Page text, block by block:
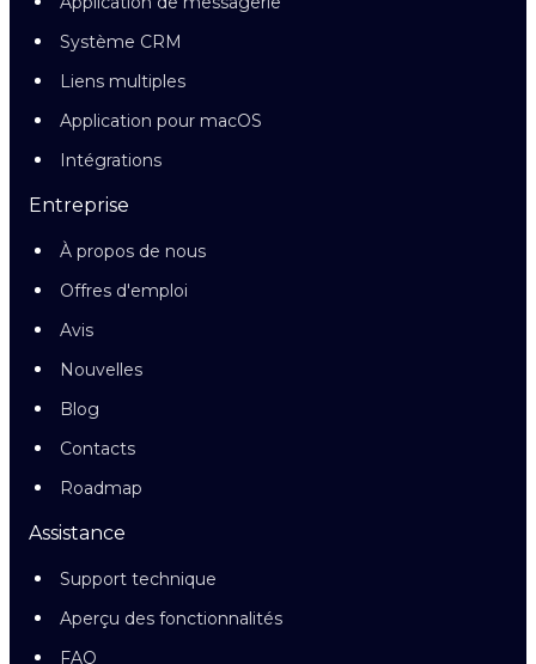
Système CRM
Liens multiples
Application pour macOS
Intégrations
Entreprise
À propos de nous
Offres d'emploi
Avis
Nouvelles
Blog
Contacts
Roadmap
Assistance
Support technique
Aperçu des fonctionnalités
FAQ